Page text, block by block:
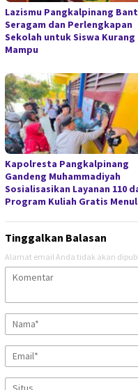
Lazismu Pangkalpinang
Seragam dan Perlengkapan
Sekolah untuk Siswa Kurang
Mampu
Kapolresta Pangkalpinang
Gandeng Muhammadiyah
Sosialisasikan Layanan 110
Program Kuliah Gratis
Tinggalkan Balasan
Alamat email Anda tidak akan